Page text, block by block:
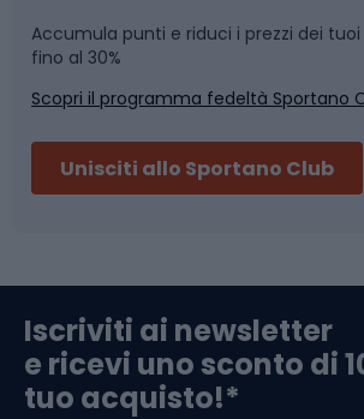
Skitouring
Abbigliamento da
Pattinaggio
Componenti per biciclette
Arrampicata
Accumula punti e riduci i prezzi dei
fino al 30%
Scopri il programma fedeltà Sportano
Unisciti allo Sportano Club
Iscriviti ai newsletter
e ricevi uno sconto di
tuo acquisto!*